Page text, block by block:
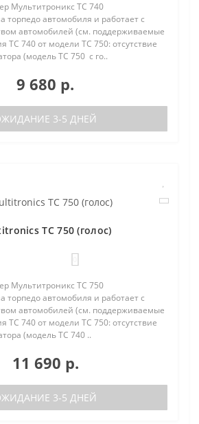
Мультитроникс TC 740
торпедо автомобиля и работает с
автомобилей (см. поддерживаемые
TC 740 от модели TC 750: отсутствие
(модель TC 750 с го..
9 680 р.
3-5 ДНЕЙ
TC 750 (голос)
Мультитроникс TC 750
торпедо автомобиля и работает с
автомобилей (см. поддерживаемые
TC 740 от модели TC 750: отсутствие
(модель TC 740 ..
11 690 р.
3-5 ДНЕЙ